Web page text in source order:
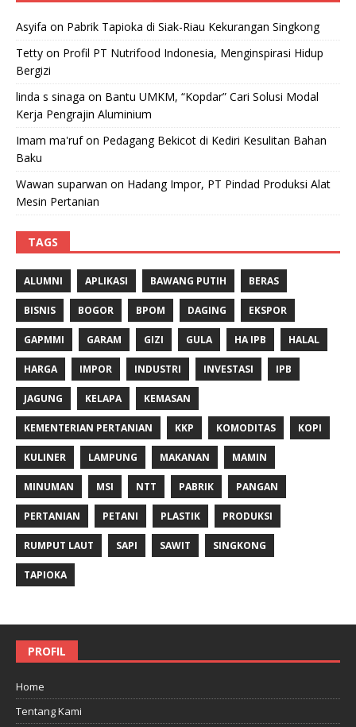
Asyifa on Pabrik Tapioka di Siak-Riau Kekurangan Singkong
Tetty on Profil PT Nutrifood Indonesia, Menginspirasi Hidup
Bergizi
linda s sinaga on Bantu UMKM, “Kopdar” Cari Solusi Modal
Kerja Pengrajin Aluminium
Imam ma'rufon Pedagang Bekicot di Kediri Kesulitan Bahan
Baku
Wawan suparwan on Hadang Impor, PT Pindad Produksi Alat
Mesin Pertanian
TAGS
ALUMNI APLIKASI BAWANG PUTIH BERAS
BISNIS BOGOR BPOM DAGING EKSPOR
GAPMMI GARAM GIZI GULA HA IPB HALAL
HARGA IMPOR INDUSTRI INVESTASI IPB
JAGUNG KELAPA KEMASAN
KEMENTERIAN PERTANIAN KKP KOMODITAS KOPI
KULINER LAMPUNG MAKANAN MAMIN
MINUMAN MSI NTT PABRIK PANGAN
PERTANIAN PETANI PLASTIK PRODUKSI
RUMPUT LAUT SAPI SAWIT SINGKONG
TAPIOKA
PROFIL
Home
Tentang Kami